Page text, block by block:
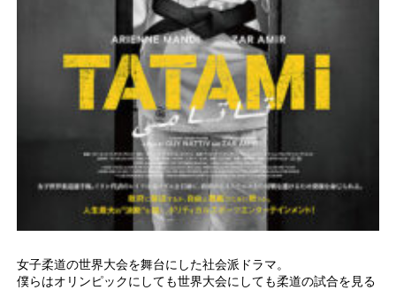
女子柔道の世界大会を舞台にした社会派ドラマ。
僕らはオリンピックにしても世界大会にしても柔道の試合を見る